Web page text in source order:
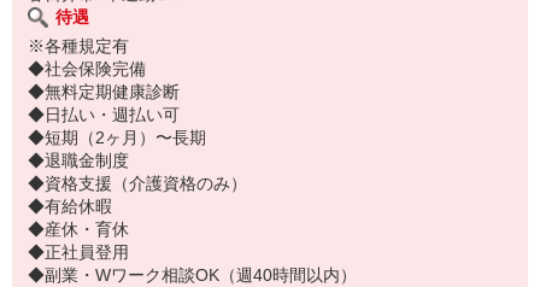
待遇
※各種規定有
◆社会保険完備
◆無料定期健康診断
◆日払い・週払い可
◆短期（2ヶ月）〜長期
◆退職金制度
◆資格支援（介護資格のみ）
◆有給休暇
◆産休・育休
◆正社員登用
◆副業・Wワーク相談OK（週40時間以内）